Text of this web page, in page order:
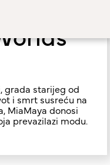
grada starijeg od
i smrt susreću na
MiaMaya donosi
prevazilazi modu.